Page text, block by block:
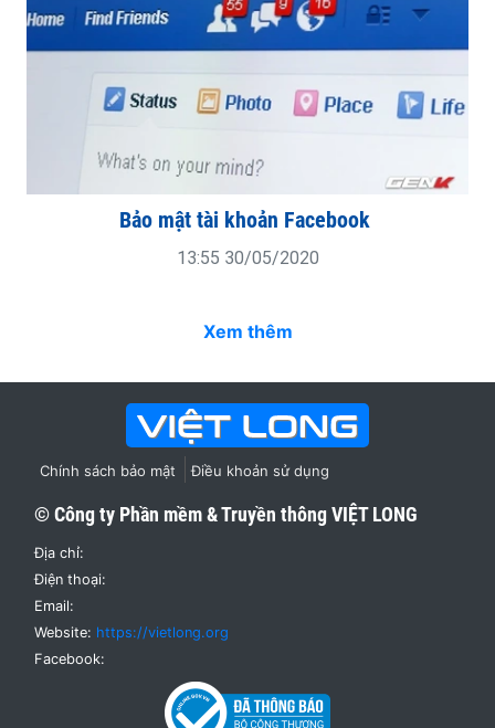
Bảo mật tài khoản Facebook
13:55 30/05/2020
Xem thêm
Chính sách bảo mật Điều khoản sử dụng
© Công ty Phần mềm & Truyền thôngVIỆT LONG
Địa chỉ:
Điện thoại:
Email:
Website: https://vietlong.org
Facebook: